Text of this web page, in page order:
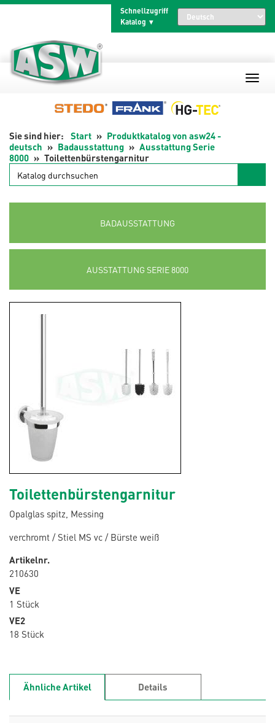
Schnellzugriff
Katalog
Start
Produktkatalog von asw24 -
deutsch
Badausstattung
Ausstattung Serie
8000
Toilettenbürstengarnitur
Katalog
durchsuchen
BADAUSSTATTUNG
AUSSTATTUNG SERIE 8000
Toilettenbürstengarnitur
Opalglas spitz, Messing
verchromt / Stiel MS vc / Bürste weiß
Artikelnr.
210630
VE
1 Stück
VE2
18 Stück
Ähnliche Artikel Details